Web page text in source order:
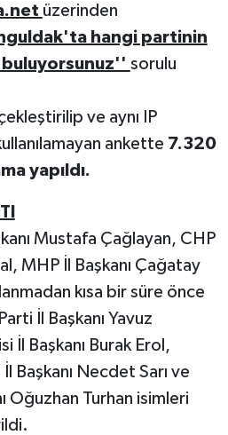
üzerinden
hangi partinin
buluyorsunuz'' sorulu
ve aynı IP
ankette 7.320
yapıldı.
Mustafa Çağlayan, CHP
MHP İl Başkanı Çağatay
kısa bir süre önce
İl Başkanı Yavuz
İl Başkanı Burak Erol,
Başkanı Necdet Sarı ve
Oğuzhan Turhan isimleri